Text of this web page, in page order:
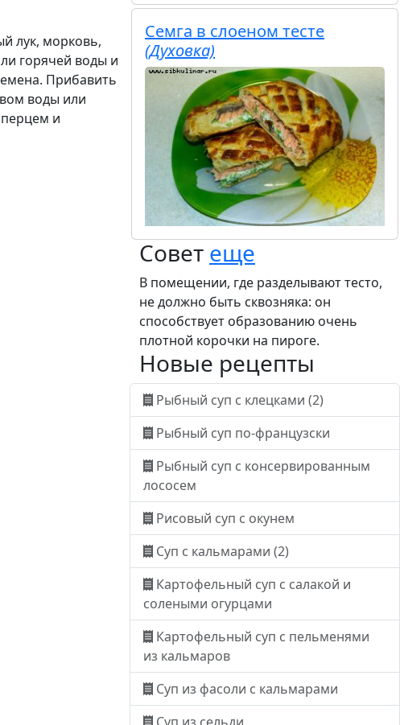
лук, морковь,
горячей воды и
Прибавить
воды или
и
Семга в слоеном тесте
(Духовка)
Совет еще
В помещении, где разделывают тесто,
не должно быть сквозняка: он
способствует образованию очень
плотной корочки на пироге.
Новые рецепты
Рыбный суп с клецками (2)
Рыбный суп по-французски
Рыбный суп с консервированным
лососем
Рисовый суп с окунем
Суп с кальмарами (2)
Картофельный суп с салакой и
солеными огурцами
Картофельный суп с пельменями
из кальмаров
Суп из фасоли с кальмарами